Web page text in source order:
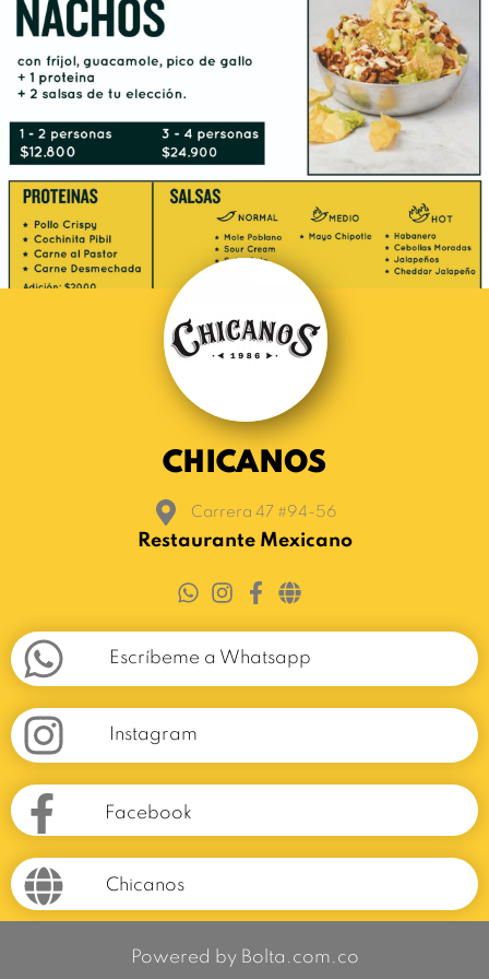
CHICANOS
Carrera 47 #94-56
Restaurante Mexicano
Escríbeme a Whatsapp
Instagram
Facebook
Chicanos
Powered by Bolta.com.co